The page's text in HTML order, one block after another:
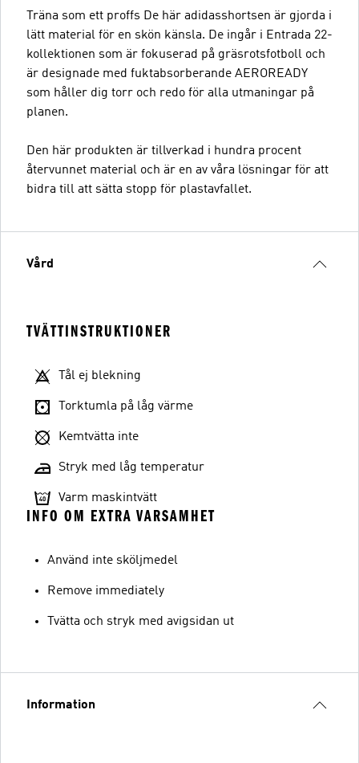
Träna som ett proffs De här adidasshortsen är gjorda i
lätt material för en skön känsla. De ingår i Entrada 22-
kollektionen som är fokuserad på gräsrotsfotboll och
är designade med fuktabsorberande AEROREADY
som håller dig torr och redo för alla utmaningar på
planen.
Den här produkten är tillverkad i hundra procent
återvunnet material och är en av våra lösningar för att
bidra till att sätta stopp för plastavfallet.
Vård
TVÄTTINSTRUKTIONER
Tål ej blekning
Torktumla på låg värme
Kemtvätta inte
Stryk med låg temperatur
Varm maskintvätt
INFO OM EXTRA VARSAMHET
Använd inte sköljmedel
Remove immediately
Tvätta och stryk med avigsidan ut
Information